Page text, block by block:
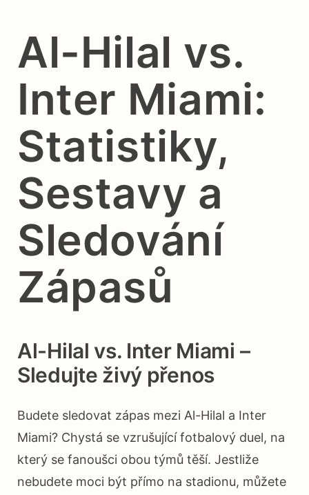
Al-Hilal vs.
Inter Miami:
Statistiky,
Sestavy a
Sledování
Zápasů
Al-Hilal vs. Inter Miami –
Sledujte živý přenos
Budete sledovat zápas mezi Al-Hilal a Inter
Miami? Chystá se vzrušující fotbalový duel, na
který se fanoušci obou týmů těší. Jestliže
nebudete moci být přímo na stadionu, můžete